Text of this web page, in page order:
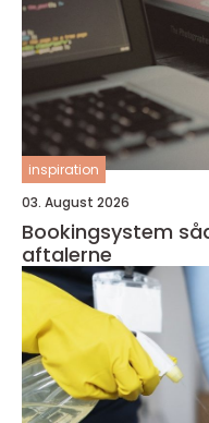
inspiration
03. August 2026
Bookingsystem sådan får du styr på
aftalerne